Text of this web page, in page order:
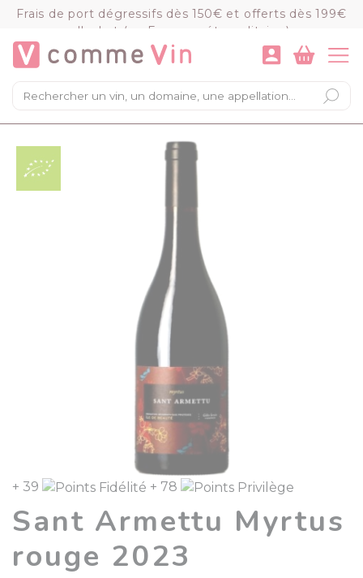
Frais de port dégressifs dès 150€ et offerts dès 199€
d'achat (en France métropolitaine)
×
Mon panier
Chargement du panier...
VOIR LE PANIER COMMANDER
+ 39 + 78
Sant Armettu Myrtus
rouge 2023
Panneau de gestion des cookies